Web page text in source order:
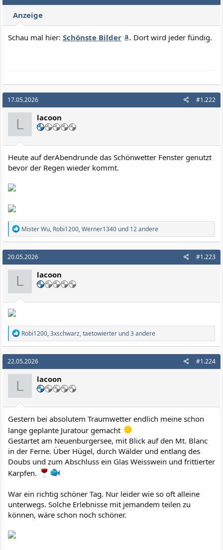
o
n
n
Anzeige
Schau mal hier: Schönste Bilder . Dort wird jeder fündig.
17.05.2026 #1.222
L lacoon
Heute auf derAbendrunde das Schönwetter Fenster genutzt
bevor der Regen wieder kommt.
R
e
a
k
t
i
n
e
n
Mister Wu, Robi1200,Werner1340 und 12 andere
20.05.2026 #1.223
L lacoon
R
e
a
k
t
i
n
e
n
Robi1200,3xschwarz,taetowierter und 3 andere
22.05.2026 #1.224
L lacoon
Gestern bei absolutem Traumwetter endlich meine schon
lange geplante Juratour gemacht
Gestartet am Neuenburgersee, mit Blick auf den Mt. Blanc
in der Ferne. Über Hügel, durch Wälder und entlang des
Doubs und zum Abschluss ein Glas Weisswein und frittierter
Karpfen.
War ein richtig schöner Tag. Nur leider wie so oft alleine
unterwegs. Solche Erlebnisse mit jemandem teilen zu
können, wäre schon noch schöner.